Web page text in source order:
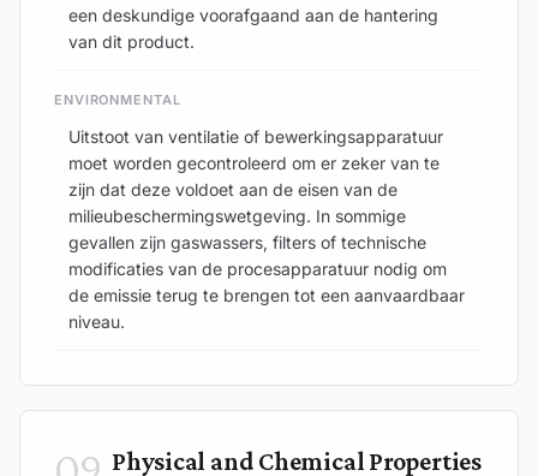
een deskundige voorafgaand aan de hantering
van dit product.
ENVIRONMENTAL
Uitstoot van ventilatie of bewerkingsapparatuur
moet worden gecontroleerd om er zeker van te
zijn dat deze voldoet aan de eisen van de
milieubeschermingswetgeving. In sommige
gevallen zijn gaswassers, filters of technische
modificaties van de procesapparatuur nodig om
de emissie terug te brengen tot een aanvaardbaar
niveau.
Physical and Chemical Properties